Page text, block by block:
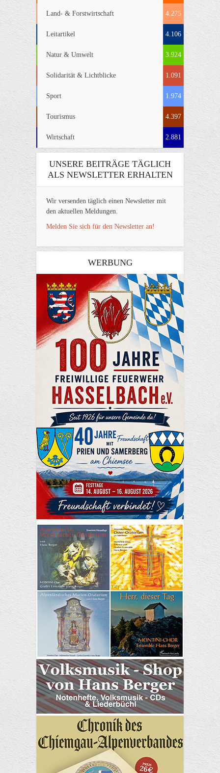
Land- & Forstwirtschaft 4.275
Leitartikel 4.106
Natur & Umwelt 3.924
Solidarität & Lichtblicke 1.091
Sport 1.974
Tourismus 4.397
Wirtschaft 2.881
UNSERE BEITRÄGE TÄGLICH
ALS NEWSLETTER ERHALTEN
Wir versenden täglich einen Newsletter mit
den aktuellen Meldungen.
Melden Sie sich für den Newsletter an!
WERBUNG